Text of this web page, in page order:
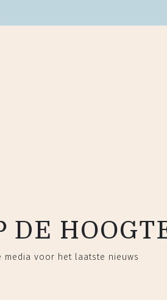
DE
media voor het laatste nieuws